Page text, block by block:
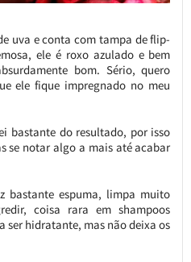
uva e conta com tampa de flip-
ele é roxo azulado e bem
bom. Sério, quero
ele fique impregnado no meu
bastante do resultado, por isso
se notar algo a mais até acabar
bastante espuma, limpa muito
coisa rara em shampoos
ser hidratante, mas não deixa os